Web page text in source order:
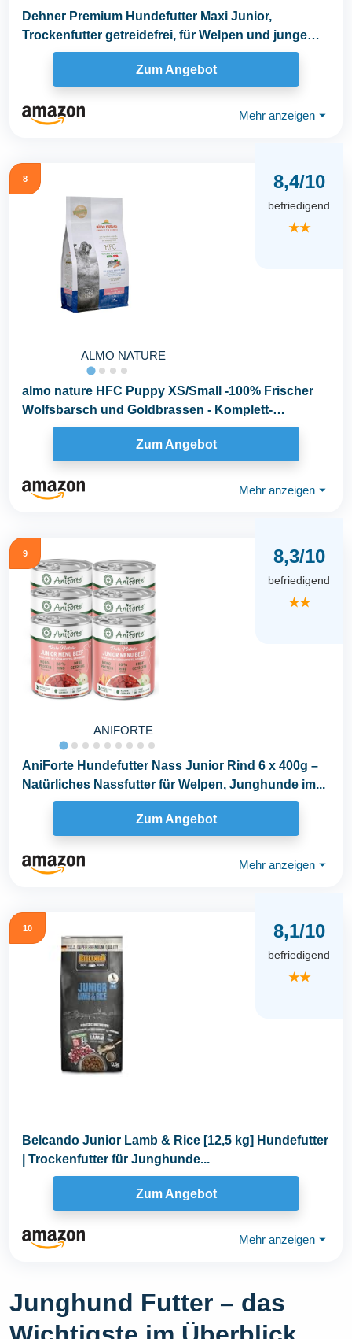
Dehner Premium Hundefutter Maxi Junior,
Trockenfutter getreidefrei, für Welpen und junge
Hunde...
Zum Angebot
Mehr anzeigen ⏷
8
ALMO NATURE
8,4/10
befriedigend
★★
almo nature HFC Puppy XS/Small -100% Frischer
Wolfsbarsch und Goldbrassen - Komplett-
Trockenfutter...
Zum Angebot
Mehr anzeigen ⏷
9
ANIFORTE
8,3/10
befriedigend
★★
AniForte Hundefutter Nass Junior Rind 6 x 400g –
Natürliches Nassfutter für Welpen, Junghunde im...
Zum Angebot
Mehr anzeigen ⏷
10 8,1/10
befriedigend
★★
Belcando Junior Lamb & Rice [12,5 kg] Hundefutter
| Trockenfutter für Junghunde...
Zum Angebot
Mehr anzeigen ⏷
Junghund Futter – das